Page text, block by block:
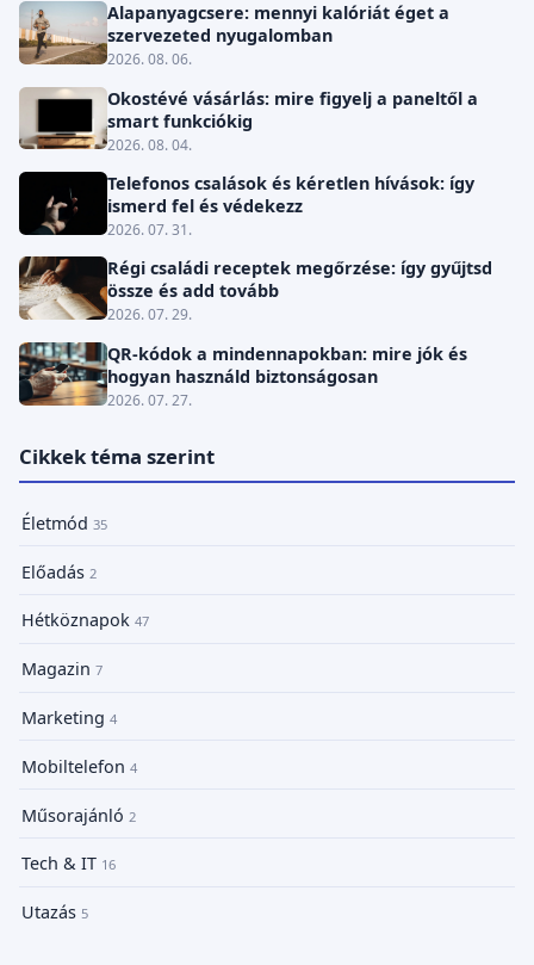
Alapanyagcsere: mennyi kalóriát éget a
szervezeted nyugalomban
2026. 08. 06.
Okostévé vásárlás: mire figyelj a paneltől a
smart funkciókig
2026. 08. 04.
Telefonos csalások és kéretlen hívások: így
ismerd fel és védekezz
2026. 07. 31.
Régi családi receptek megőrzése: így gyűjtsd
össze és add tovább
2026. 07. 29.
QR-kódok a mindennapokban: mire jók és
hogyan használd biztonságosan
2026. 07. 27.
Cikkek téma szerint
Életmód 35
Előadás 2
Hétköznapok 47
Magazin 7
Marketing 4
Mobiltelefon 4
Műsorajánló 2
Tech & IT 16
Utazás 5